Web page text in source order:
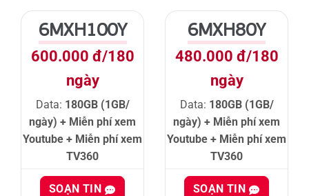
6MXH100Y
600.000 đ/180
ngày
Data: 180GB (1GB/
ngày) + Miễn phí xem
Youtube + Miễn phí xem
TV360
SOẠN TIN
6MXH80Y
480.000 đ/180
ngày
Data: 180GB (1GB/
ngày) + Miễn phí xem
Youtube + Miễn phí xem
TV360
SOẠN TIN